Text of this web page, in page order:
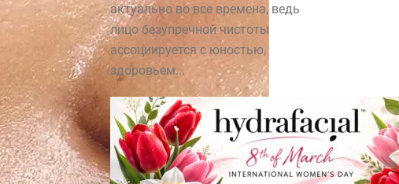
актуально во все времена, ведь
лицо безупречной чистоты
ассоциируется с юностью,
здоровьем...